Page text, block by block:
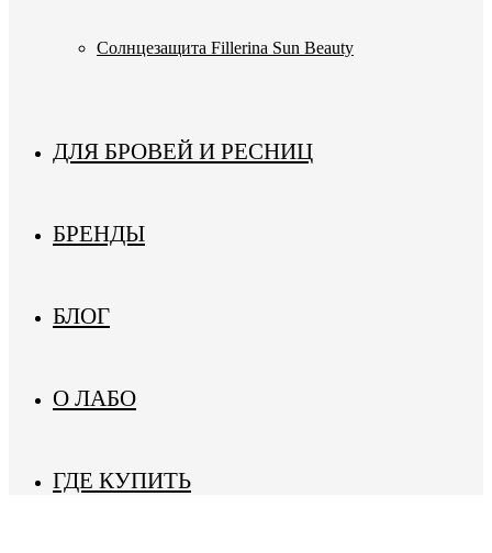
Солнцезащита Fillerina Sun Beauty
ДЛЯ БРОВЕЙ И РЕСНИЦ
БРЕНДЫ
БЛОГ
О ЛАБО
ГДЕ КУПИТЬ